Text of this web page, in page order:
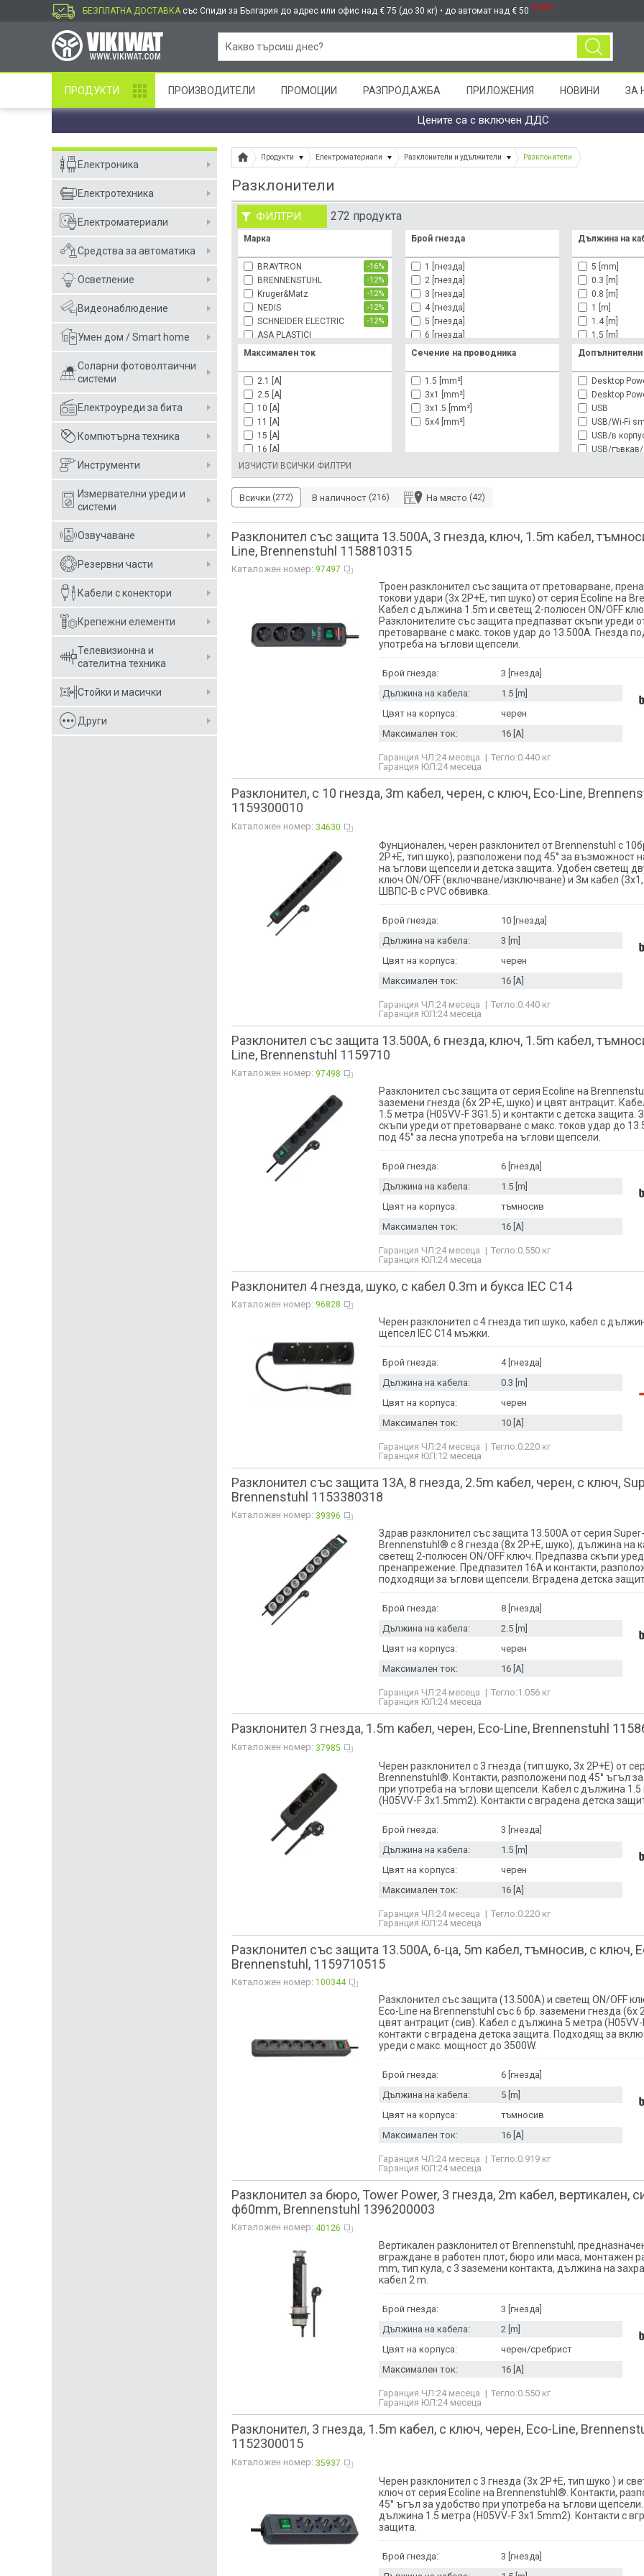
БЕЗПЛАТНА ДОСТАВКА със Спиди за България до адрес или офис над € 75 (до 30 кг) • до автомат над € 50 НОВО
ПРОДУКТИ ПРОИЗВОДИТЕЛИ ПРОМОЦИИ РАЗПРОДАЖБА ПРИЛОЖЕНИЯ НОВИНИ ЗА
Цените са с включен ДДС
Електроника
Електротехника
Електроматериали
Средства за автоматика
Осветление
Видеонаблюдение
Умен дом / Smart home
Соларни фотоволтаични
системи
Електроуреди за бита
Компютърна техника
Инструменти
Измервателни уреди и
системи
Озвучаване
Резервни части
Кабели с конектори
Крепежни елементи
Телевизионна и
сателитна техника
Стойки и масички
Други
Продукти Електроматериали Разклонители и удължители Разклонители
Разклонители
ФИЛТРИ 272 продукта
Марка
BRAYTRON -16%
BRENNENSTUHL -12%
Kruger&Matz -12%
NEDIS -12%
SCHNEIDER ELECTRIC -12%
ASA PLASTICI
HAMA
JONEX
LEGRAND
LEXA
ORNO
Rebel
SHELLY
Брой гнезда
1 [гнезда]
2 [гнезда]
3 [гнезда]
4 [гнезда]
5 [гнезда]
6 [гнезда]
9 [гнезда]
10 [гнезда]
11 [гнезда]
12 [гнезда]
Дължина на
5 [mm]
0.3 [m]
0.8 [m]
1 [m]
1.4 [m]
1.5 [m]
1.8 [m]
2 [m]
2.5 [m]
3 [m]
5 [m]
10 [m]
Максимален ток
2.1 [A]
2.5 [A]
10 [A]
11 [A]
15 [A]
16 [A]
32 [A]
Сечение на проводника
1.5 [mm²]
3x1 [mm²]
3x1.5 [mm²]
5x4 [mm²]
Desktop
Desktop
USB
USB/Wi-Fi
USB/в
USB/
USB/
USB/
USB/
USB/
USB/
Wi-Fi smart
Wi-Fi smart/
Wi-Fi smart/
Wi-Fi smart/
в корпус
за 19"
за 19"
защита
защита за
защита за
защита за
защита/
защита/
защита/
защита/с
ИЗЧИСТИ ВСИЧКИ ФИЛТРИ
Всички (272) В наличност (216) На място (42)
Разклонител със защита 13.500A, 3 гнезда, ключ, 1.5m кабел,
Line, Brennenstuhl 1158810315
Каталожен номер: 97497
Троен разклонител със защита от претоварване,
токови удари (3x 2P+E, тип шуко) от серия Ecoline на
Кабел с дължина 1.5m и светещ 2-полюсен ON/OFF
Разклонителите със защита предпазват скъпи уреди
претоварване с макс. токов удар до 13.500A. Гнезда
употреба на ъглови щепсели.
Брой гнезда:
3 [гнезда]
Дължина на кабела:
1.5 [m]
Цвят на корпуса:
черен
Максимален ток:
16 [A]
Гаранция ЧЛ:24 месеца
Гаранция ЮЛ:24 месеца
Тегло:0.440кг
Разклонител, с 10 гнезда, 3m кабел, черен, с ключ, Eco-Line,
1159300010
Каталожен номер: 34630
Фунционален, черен разклонител от Brennenstuhl с
2P+E, тип шуко), разположени под 45° за възможност
на ъглови щепсели и детска защита. Удобен светещ
ключ ON/OFF (включване/изключване) и 3м кабел
ШВПС-В с PVC обвивка.
Брой гнезда:
10 [гнезда]
Дължина на кабела:
3 [m]
Цвят на корпуса:
черен
Максимален ток:
16 [A]
Гаранция ЧЛ:24 месеца
Гаранция ЮЛ:24 месеца
Тегло:0.440кг
Разклонител със защита 13.500A, 6 гнезда, ключ, 1.5m кабел,
Line, Brennenstuhl 1159710
Каталожен номер: 97498
Разклонител със защита от серия Ecoline на
заземени гнезда (6x 2P+E, шуко) и цвят антрацит.
1.5 метра (H05VV-F 3G1.5) и контакти с детска защита.
скъпи уреди от претоварване с макс. токов удар до
под 45° за лесна употреба на ъглови щепсели.
Брой гнезда:
6 [гнезда]
Дължина на кабела:
1.5 [m]
Цвят на корпуса:
тъмносив
Максимален ток:
16 [A]
Гаранция ЧЛ:24 месеца
Гаранция ЮЛ:24 месеца
Тегло:0.550кг
Разклонител 4 гнезда, шуко, с кабел 0.3m и букса IEC C14
Каталожен номер: 96828
Черен разклонител с 4 гнезда тип шуко, кабел с
щепсел IEC C14 мъжки.
Брой гнезда:
4 [гнезда]
Дължина на кабела:
0.3 [m]
Цвят на корпуса:
черен
Максимален ток:
10 [A]
Гаранция ЧЛ:24 месеца
Гаранция ЮЛ:12 месеца
Тегло:0.220кг
Разклонител със защита 13A, 8 гнезда, 2.5m кабел, черен, с ключ,
Brennenstuhl 1153380318
Каталожен номер: 39396
Здрав разклонител със защита 13.500A от серия
Brennenstuhl® с 8 гнезда (8x 2P+E, шуко), дължина на
светещ 2-полюсен ON/OFF ключ. Предпазва скъпи
пренапрежение. Предпазител 16A и контакти,
подходящи за ъглови щепсели. Вградена детска
Брой гнезда:
8 [гнезда]
Дължина на кабела:
2.5 [m]
Цвят на корпуса:
черен
Максимален ток:
16 [A]
Гаранция ЧЛ:24 месеца
Гаранция ЮЛ:24 месеца
Тегло:1.056кг
Разклонител 3 гнезда, 1.5m кабел, черен, Eco-Line, Brennenstuhl
Каталожен номер: 37985
Черен разклонител с 3 гнезда (тип шуко, 3x 2P+E) от
Brennenstuhl®. Контакти, разположени под 45° ъгъл
при употреба на ъглови щепсели. Кабел с дължина 1.5
(H05VV-F 3x1.5mm2). Контакти с вградена детска
Брой гнезда:
3 [гнезда]
Дължина на кабела:
1.5 [m]
Цвят на корпуса:
черен
Максимален ток:
16 [A]
Гаранция ЧЛ:24 месеца
Гаранция ЮЛ:24 месеца
Тегло:0.220кг
Разклонител със защита 13.500A, 6-ца, 5m кабел, тъмносив, с ключ,
Brennenstuhl, 1159710515
Каталожен номер: 100344
Разклонител със защита (13.500А) и светещ ON/OFF
Eco-Line на Brennenstuhl със 6 бр. заземени гнезда (6x
цвят антрацит (сив). Кабел с дължина 5 метра (H05VV-
контакти с вградена детска защита. Подходящ за
уреди с макс. мощност до 3500W.
Брой гнезда:
6 [гнезда]
Дължина на кабела:
5 [m]
Цвят на корпуса:
тъмносив
Максимален ток:
16 [A]
Гаранция ЧЛ:24 месеца
Гаранция ЮЛ:24 месеца
Тегло:0.919кг
Разклонител за бюро, Tower Power, 3 гнезда, 2m кабел, вертикален,
ф60mm, Brennenstuhl 1396200003
Каталожен номер: 40126
Вертикален разклонител от Brennenstuhl,
вграждане в работен плот, бюро или маса, монтажен
mm, тип кула, с 3 заземени контакта, дължина на
кабел 2 m.
Брой гнезда:
3 [гнезда]
Дължина на кабела:
2 [m]
Цвят на корпуса:
черен/сребрист
Максимален ток:
16 [A]
Гаранция ЧЛ:24 месеца
Гаранция ЮЛ:24 месеца
Тегло:0.550кг
Разклонител, 3 гнезда, 1.5m кабел, с ключ, черен, Eco-Line,
1152300015
Каталожен номер: 35937
Черен разклонител с 3 гнезда (3x 2P+E, тип шуко ) и
ключ от серия Ecoline на Brennenstuhl®. Контакти,
45° ъгъл за удобство при употреба на ъглови
дължина 1.5 метра (H05VV-F 3x1.5mm2). Контакти с
защита.
Брой гнезда:
3 [гнезда]